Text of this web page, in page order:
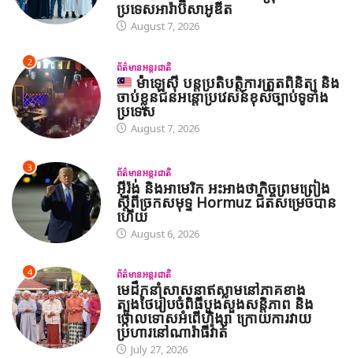
ប្រទេសអារ៉ាប៊ីសាអូឌីត
August 7, 2026
2 ព័ត៌មានអន្តរជាតិ
ម៉ាឡេស៊ី បន្តប្រតិបត្តិការត្រួតពិនិត្យ និង
ចាប់ខ្លួនជនអន្តោប្រវេសន៍ខុសច្បាប់ទូទាំង
ប្រទេស
August 7, 2026
3 ព័ត៌មានអន្តរជាតិ
អ៊ីរ៉ង់ និងអាមេរិក អះអាងថាកិច្ចព្រមព្រៀង
ស្តីពីច្រកសមុទ្ទ Hormuz ជិតសម្រេចបាន
ហើយ
August 6, 2026
4 ព័ត៌មានអន្តរជាតិ
មេដឹកនាំសាសនាឥស្លាមនៅភាគខាង
ត្បូងថៃរៀបចំពិធីបួងសួងសន្តិភាព និង
ថ្កោលទោសអំពើហិង្សា ក្រោយការវាយ
ប្រហារនៅណារ៉ាធីវ៉ាត់
July 27, 2026